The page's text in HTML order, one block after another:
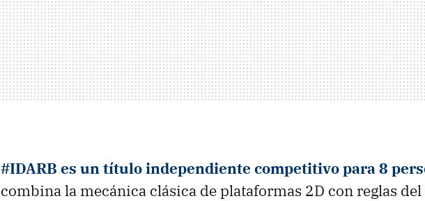
#IDARB es un título independiente competitivo para 8
combina la mecánica clásica de plataformas 2D con reglas